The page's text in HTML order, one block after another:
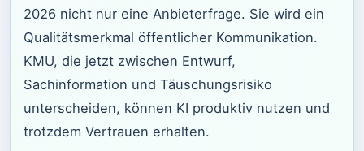
2026 nicht nur eine Anbieterfrage. Sie wird ein
Qualitätsmerkmal öffentlicher Kommunikation.
KMU, die jetzt zwischen Entwurf,
Sachinformation und Täuschungsrisiko
unterscheiden, können KI produktiv nutzen und
trotzdem Vertrauen erhalten.